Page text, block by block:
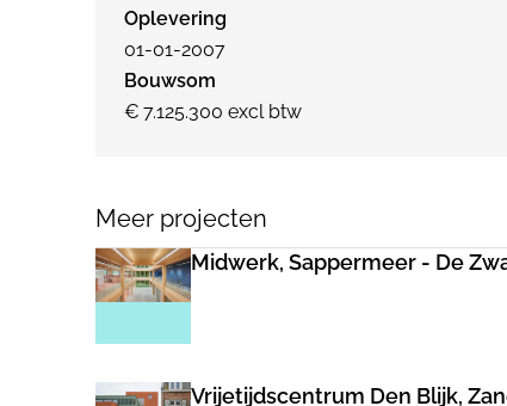
Oplevering
01-01-2007
Bouwsom
€ 7.125.300 excl btw
Meer projecten
Midwerk, Sappermeer - De
Vrijetijdscentrum Den Blijk,